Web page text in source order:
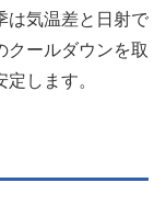
は気温差と日射で
クールダウンを取
します。